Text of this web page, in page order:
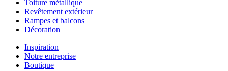
Toiture métallique
Revêtement extérieur
Rampes et balcons
Décoration
Inspiration
Notre entreprise
Boutique